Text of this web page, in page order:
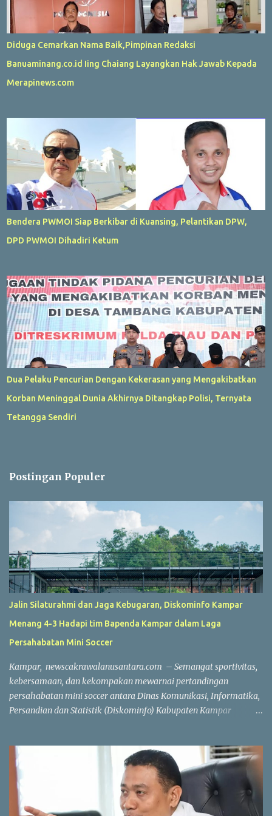
Diduga Cemarkan Nama Baik,Pimpinan Redaksi
Banuaminang.co.id Iing Chaiang Layangkan Hak Jawab Kepada
Merapinews.com
Bendera PWMOI Siap Berkibar di Kuansing, Pelantikan DPW,
DPD PWMOI Dihadiri Ketum
Dua Pelaku Pencurian Dengan Kekerasan yang Mengakibatkan
Korban Meninggal Dunia Akhirnya Ditangkap Polisi, Ternyata
Tetangga Sendiri
Postingan Populer
Jalin Silaturahmi dan Jaga Kebugaran, Diskominfo Kampar
Menang 4-3 Hadapi tim Bapenda Kampar dalam Laga
Persahabatan Mini Soccer
Kampar, newscakrawalanusantara.com – Semangat sportivitas,
kebersamaan, dan kekompakan mewarnai pertandingan
persahabatan mini soccer antara Dinas Komunikasi, Informatika,
Persandian dan Statistik (Diskominfo) Kabupaten Kampar
Soccer, Batu Belah, Kecamatan Kampar, Kamis (23/7/2026),
menjadi ajang mempererat silaturahmi sekaligus menjaga
kebugaran jasmani bagi Aparatur Sipil Negara (ASN) dan PPPK di
lingkungan Pemerintah Kabupaten Kampar. Sejak peluit awal
dibunyikan yang dipimpin wasit Profesional Salis tersebut, kedua